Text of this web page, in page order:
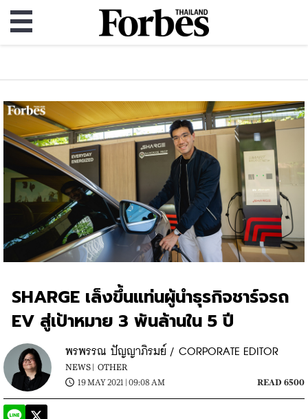
SHARGE เล็งขึ้นแท่นผู้นำธุรกิจชาร์จรถ
EV สู่เป้าหมาย 3 พันล้านใน 5 ปี
พรพรรณ ปัญญาภิรมย์ / CORPORATE EDITOR
NEWS | OTHER
19 MAY 2021 | 09:08 AM
READ 6500